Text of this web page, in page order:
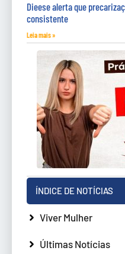
Dieese alerta que
consistente
Leia mais »
ÍNDICE DE NOTÍCIAS
Viver Mulher
Últimas Notícias